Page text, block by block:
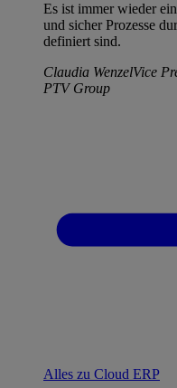
Es ist immer wieder
und sicher Prozesse
definiert sind.
Claudia WenzelVice
PTV Group
Alles zu Cloud ERP